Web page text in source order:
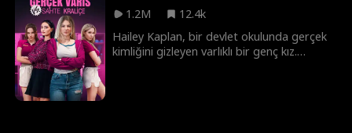
1.2M
12.4k
Hailey Kaplan, bir devlet okulunda gerçek
kimliğini gizleyen varlıklı bir genç kız.